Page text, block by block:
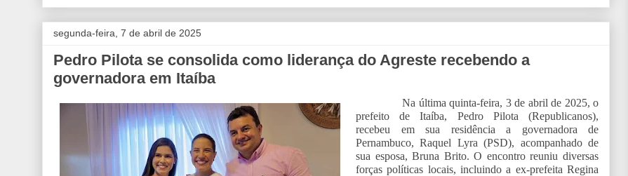
segunda-feira, 7 de abril de 2025
Pedro Pilota se consolida como liderança do Agreste recebendo a
governadora em Itaíba
Na última quinta-feira, 3de abril de 2025, o
prefeito de Itaíba, Pedro Pilota (Republicanos),
recebeu em sua residência a governadora de
Pernambuco, Raquel Lyra (PSD), acompanhado de
sua esposa, Bruna Brito. O encontro reuniu diversas
forças políticas locais, incluindo a ex-prefeita Regina